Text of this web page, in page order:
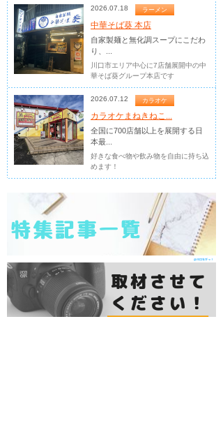
2026.07.18 ラーメン
中華そば葵 本店
自家製麺と無化調スープにこだわ
り、...
川口市エリア中心に7店舗展開中の中
華そば葵グループ本店です
2026.07.12 カラオケ
カラオケまねきねこ...
全国に700店舗以上を展開する日
本最...
好きな食べ物や飲み物を自由に持ち込
めます！